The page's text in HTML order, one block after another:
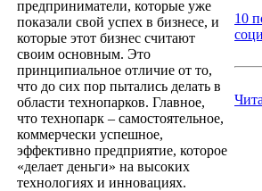
предприниматели, которые уже
показали свой успех в бизнесе, и
которые этот бизнес считают
своим основным. Это
принципиальное отличие от то,
что до сих пор пытались делать в
области технопарков. Главное,
что технопарк – самостоятельное,
коммерчески успешное,
эффективно предприятие, которое
«делает деньги» на высоких
технологиях и инновациях.
10